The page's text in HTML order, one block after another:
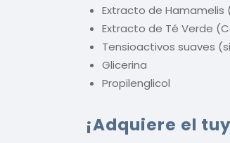
Extracto de Hamamelis
Extracto de Té Verde
Tensioactivos suaves
Glicerina
Propilenglicol
¡Adquiere el